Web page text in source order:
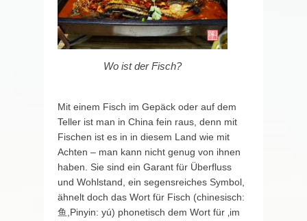
Wo ist der Fisch?
Mit einem Fisch im Gepäck oder auf dem
Teller ist man in China fein raus, denn mit
Fischen ist es in in diesem Land wie mit
Achten – man kann nicht genug von ihnen
haben. Sie sind ein Garant für Überfluss
und Wohlstand, ein segensreiches Symbol,
ähnelt doch das Wort für Fisch (chinesisch:
鱼,Pinyin: yú) phonetisch dem Wort für ‚im